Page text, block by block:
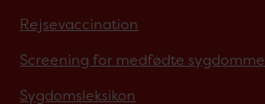
Rejsevaccination
Screening for medfødte sygdomme
Sygdomsleksikon